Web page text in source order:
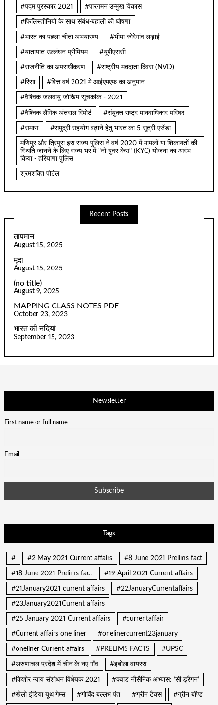
#पद्म पुरस्कार 2021 #पारगमन उन्मुख विकास
#फिलिस्तीनियों के साथ संबंध-बहाली की घोषणा
#भारत का पहला चीता अभयारण्य #भीमा कोरेगांव लड़ाई
#यातायात उल्लंघन प्रीमियम #यूपीएससी
#राजनीति का अपराधीकरण #राष्ट्रीय मतदाता दिवस (NVD)
#रिसा #वित्त वर्ष 2021 में आईएमएफ का अनुमान
#वैश्विक जलवायु जोखिम सूचकांक - 2021
#वैश्विक लैंगिक अंतराल रिपोर्ट #संयुक्त राष्ट्र मानवाधिकार परिषद
#समास #समुद्री सहयोग बढ़ाने हेतु भारत का 5 सूत्री एजेंडा
मणिपुर और त्रिपुरा इस राज्य पुलिस ने वर्ष 2020 में मामलों या शिकायतों की
स्थिति जानने के लिए राज्य भर में "नो युवर केस" (KYC) योजना का आरंभ
किया - हरियाणा पुलिस
श्रमशक्ति पोर्टल
Recent Posts
तापमान
August 15, 2025
मृदा
August 15, 2025
(no title)
August 9, 2025
MAPPING CLASS NOTES PDF
October 23, 2023
भारत की नदियां
September 15, 2023
Newsletter
First name or full name
Email
Tags
# #2 May 2021 Current affairs #8 June 2021 Prelims fact
#18 June 2021 Prelims fact #19 April 2021 Current affairs
#21January2021 current affairs #22JanuaryCurrentaffairs
#23January2021Current affairs
#25 January 2021 Current affairs #currentaffair
#Current affairs one liner #onelinercurrent23january
#oneliner Current affairs #PRELIMS FACTS #UPSC
#अरुणाचल प्रदेश में चीन के नए गाँव #इबोला वायरस
#किशोर न्याय संशोधन विधेयक 2021 #क्वाड नौसैनिक अभ्यास: ‘सी ड्रैगन’
#खेलो इंडिया यूथ गेम्स #गोविंद बल्लभ पंत #ग्रीन टैक्स #ग्रीन बॉण्ड